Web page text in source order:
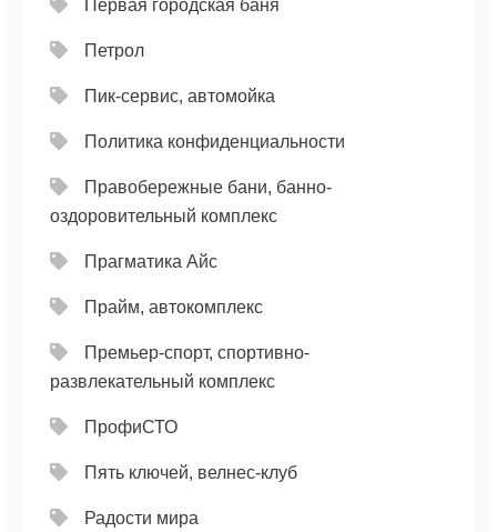
Первая городская баня
Петрол
Пик-сервис, автомойка
Политика конфиденциальности
Правобережные бани, банно-
оздоровительный комплекс
Прагматика Айс
Прайм, автокомплекс
Премьер-спорт, спортивно-
развлекательный комплекс
ПрофиСТО
Пять ключей, велнес-клуб
Радости мира